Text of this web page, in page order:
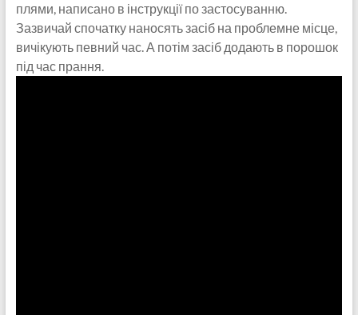
плями, написано в інструкції по застосуванню.
Зазвичай спочатку наносять засіб на проблемне місце,
вичікують певний час. А потім засіб додають в порошок
під час прання.